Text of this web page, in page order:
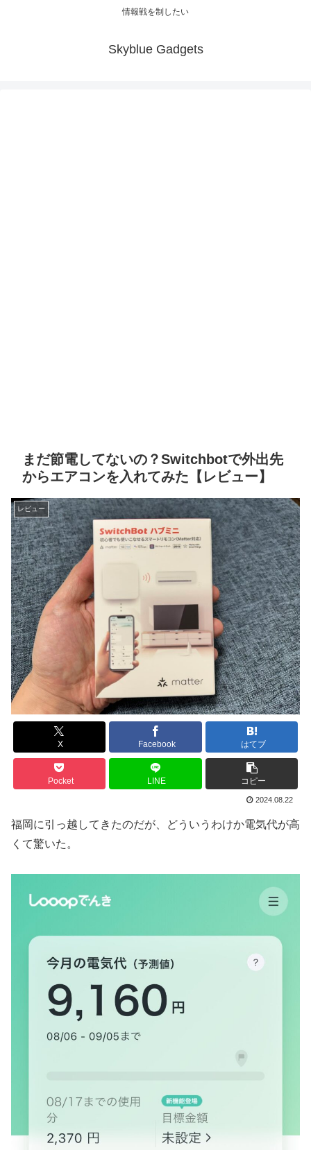
情報戦を制したい
Skyblue Gadgets
まだ節電してないの？Switchbotで外出先
からエアコンを入れてみた【レビュー】
レビュー
X Facebook はてブ
Pocket LINE コピー
2024.08.22
福岡に引っ越してきたのだが、どういうわけか電気代が高
くて驚いた。